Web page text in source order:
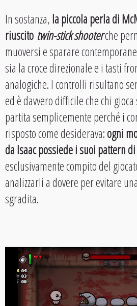
In sostanza,la piccola perla di
riuscito twin-stick shooterche
muoversi e sparare
sia la croce direzionale e i tasti
analogiche. I controlli risultano
ed è davvero difficile che chi
partita semplicemente perché i
risposto come desiderava:ogni
da Isaac possiede i suoi pattern
esclusivamente compito del
analizzarli a dovere per evitare
sgradita.